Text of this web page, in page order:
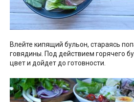
Влейте кипящий бульон, стараясь
говядины. Под действием горячего
цвет и дойдет до готовности.